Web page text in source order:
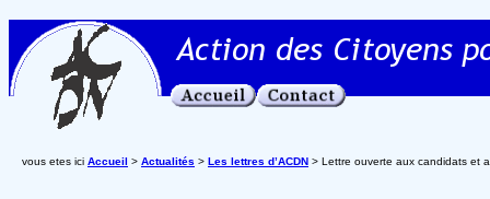
vous etes ici Accueil > Actualités > Les lettres d’ACDN > Lettre ouverte aux candidats et